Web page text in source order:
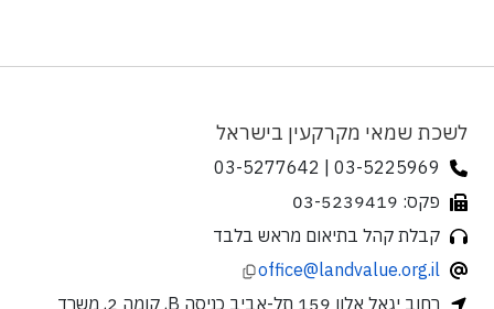
לשכת שמאי מקרקעין בישראל
03-5225969 | 03-5277642
פקס: 03-5239419
קבלת קהל בתיאום מראש בלבד
office@landvalue.org.il
רחוב יגאל אלון 159 תל-אביב כניסה B, קומה 2, משרד